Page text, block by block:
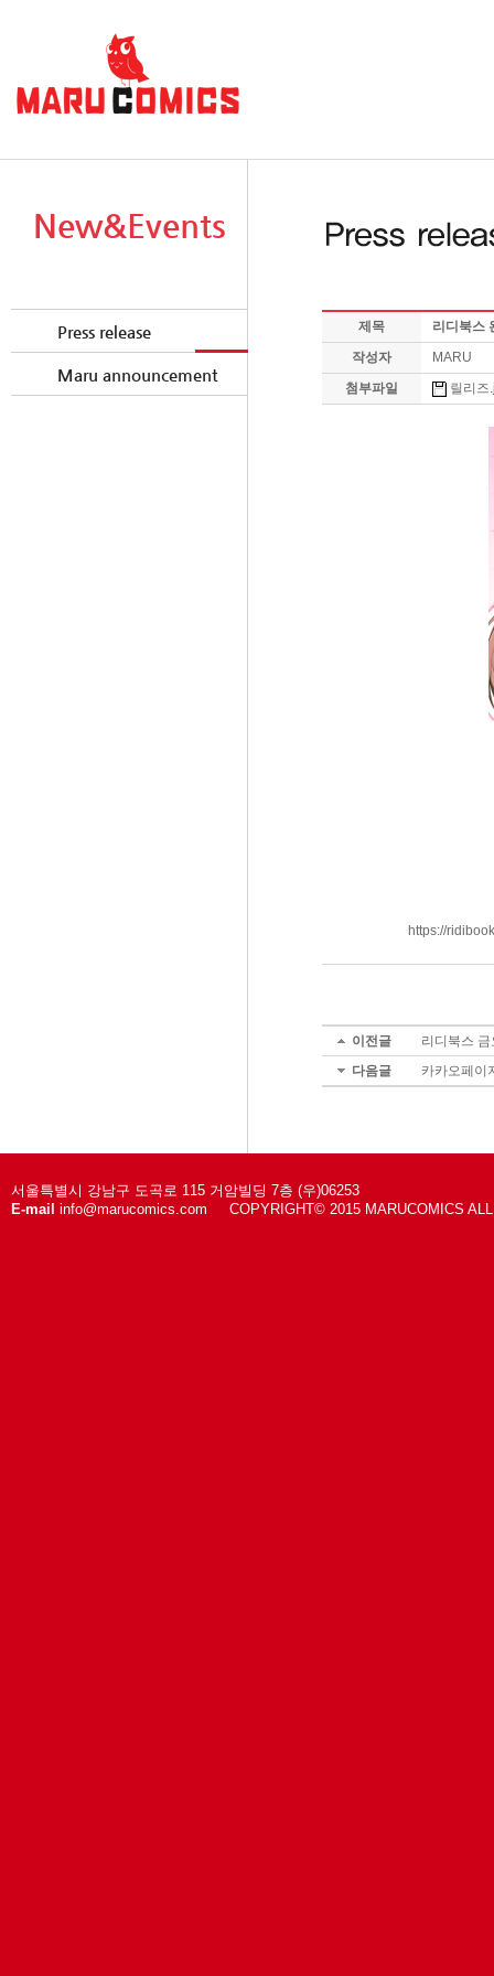
New&Events
Press release
Maru announcement
제목
리디북스
작성자
MARU
첨부파일
릴리즈
https://
이전글
리디북스
다음글
카카오페이
서울특별시 강남구 도곡로 115 거암빌딩 7층 (우)06253
E-mail info@marucomics.com COPYRIGHT© 2015 MARUCOMICS